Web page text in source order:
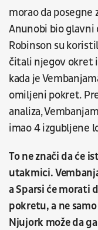
morao da posegne
Anunobi bio glavni
Robinson su
čitali njegov okret
kada je
omiljeni pokret.
analiza,
imao 4 izgubljene
To ne znači da će
utakmici.
a Sparsi će morati
pokretu, a ne
Njujork može da